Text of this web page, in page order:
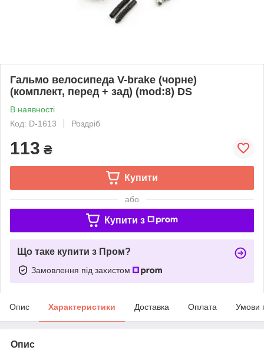
Гальмо велосипеда V-brake (чорне)
(комплект, перед + зад) (mod:8) DS
В наявності
Код: D-1613
Роздріб
113 ₴
Купити
або
Купити з
Що таке купити з Пром?
Замовлення під захистом
Опис Характеристики Доставка Оплата Умови
Опис